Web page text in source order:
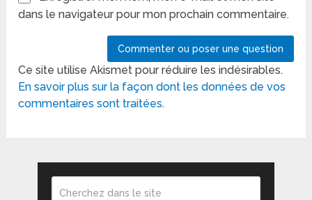
dans le navigateur pour mon prochain commentaire.
Ce site utilise Akismet pour réduire les indésirables.
En savoir plus sur la façon dont les données de vos
commentaires sont traitées.